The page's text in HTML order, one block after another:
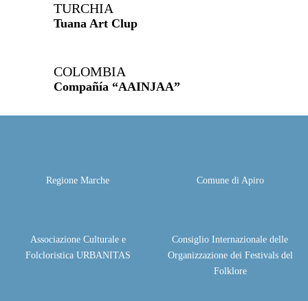
TURCHIA
Tuana Art Clup
COLOMBIA
Compañía “AAINJAA”
Regione Marche Comune di Apiro
Associazione Culturale e
Folcloristica URBANITAS
Consiglio Internazionale delle
Organizzazione dei Festivals del
Folklore